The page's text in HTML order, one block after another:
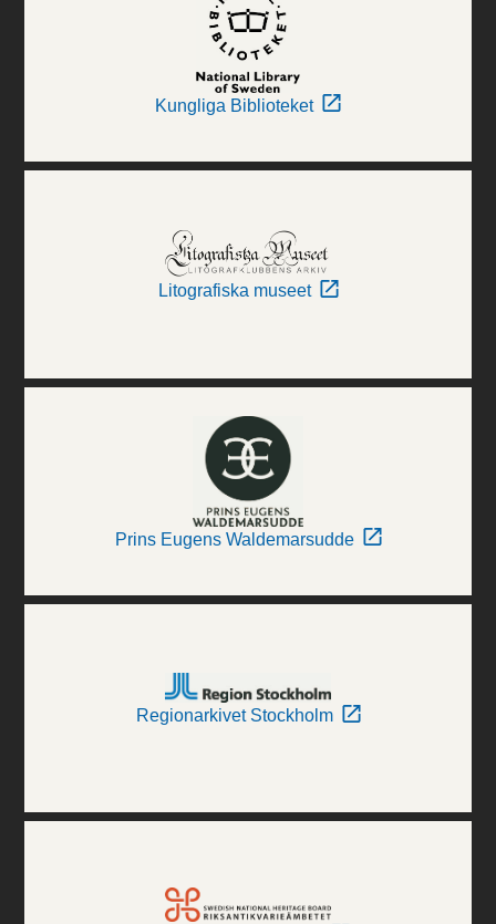
Kungliga Biblioteket
Litografiska museet
Prins Eugens Waldemarsudde
Regionarkivet Stockholm